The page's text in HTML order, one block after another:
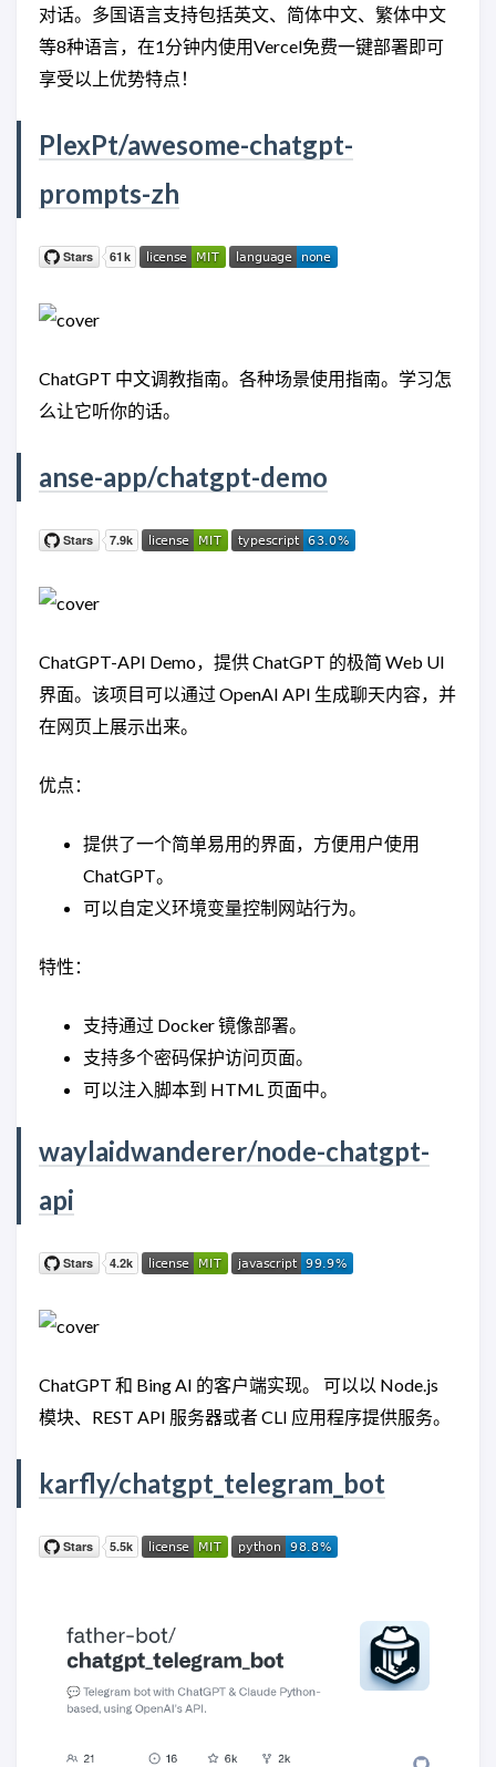
对话。多国语言支持包括英文、简体中文、繁体中文
等8种语言，在1分钟内使用Vercel免费一键部署即可
享受以上优势特点！
PlexPt/awesome-chatgpt-
prompts-zh
ChatGPT 中文调教指南。各种场景使用指南。学习怎
么让它听你的话。
anse-app/chatgpt-demo
ChatGPT-API Demo，提供 ChatGPT 的极简 Web UI
界面。该项目可以通过 OpenAI API 生成聊天内容，并
在网页上展示出来。
优点：
提供了一个简单易用的界面，方便用户使用
ChatGPT。
可以自定义环境变量控制网站行为。
特性：
支持通过 Docker 镜像部署。
支持多个密码保护访问页面。
可以注入脚本到 HTML 页面中。
waylaidwanderer/node-chatgpt-
api
ChatGPT 和 Bing AI 的客户端实现。 可以以 Node.js
模块、REST API 服务器或者 CLI 应用程序提供服务。
karfly/chatgpt_telegram_bot